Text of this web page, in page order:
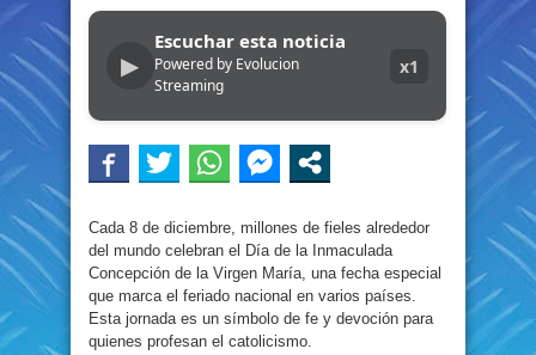
▶
Escuchar esta noticia
Powered by Evolucion
Streaming
x1
Cada 8 de diciembre, millones de fieles alrededor
del mundo celebran el Día de la Inmaculada
Concepción de la Virgen María, una fecha especial
que marca el feriado nacional en varios países.
Esta jornada es un símbolo de fe y devoción para
quienes profesan el catolicismo.